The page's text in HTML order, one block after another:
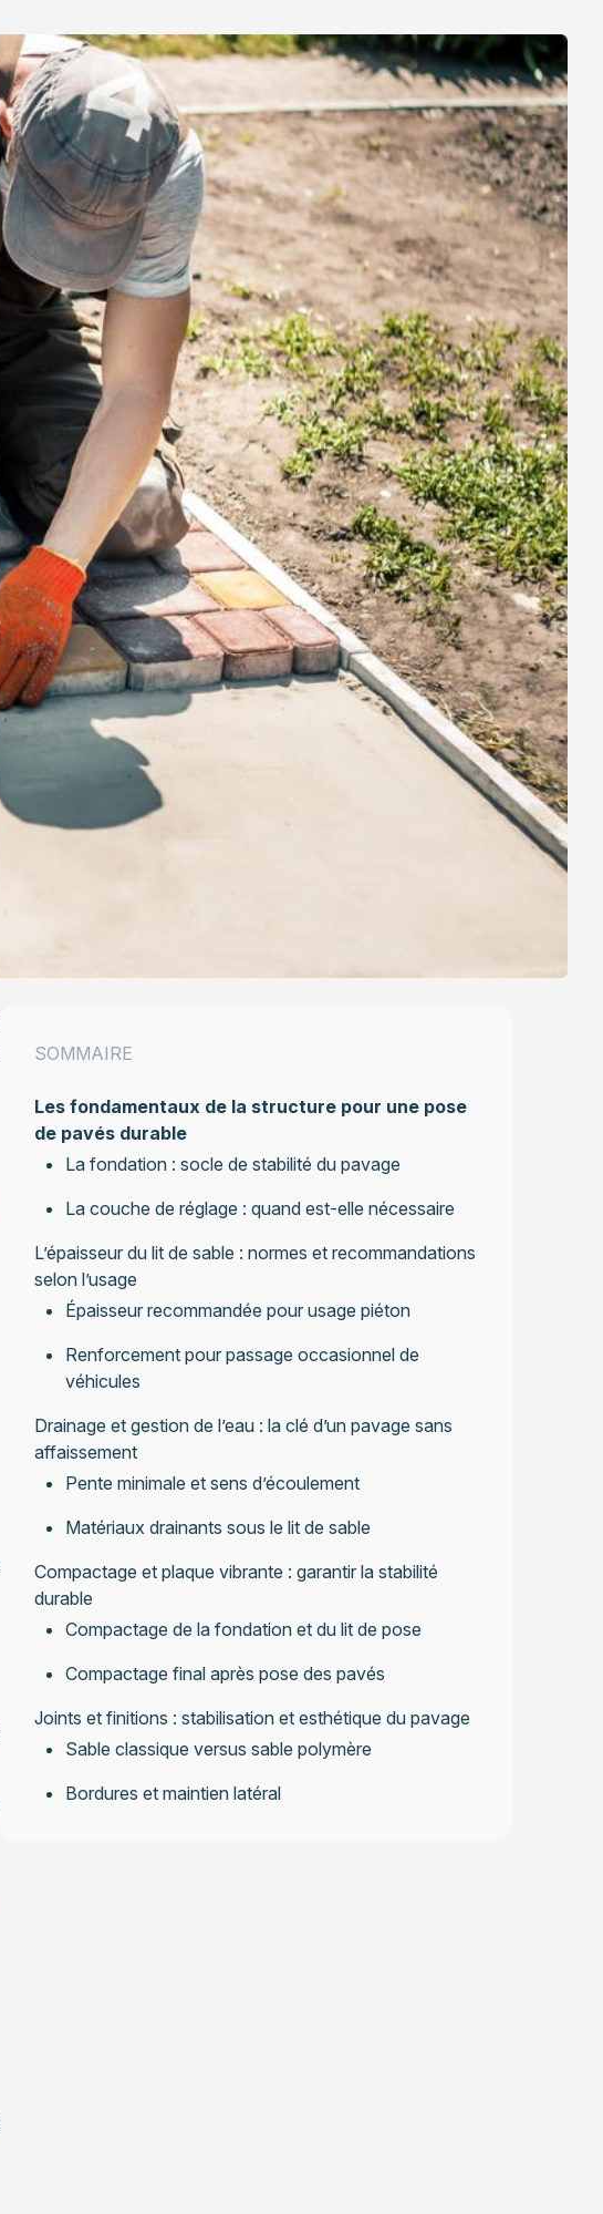
SOMMAIRE
Les fondamentaux de la structure pour une pose
de pavés durable
La fondation : socle de stabilité du pavage
La couche de réglage : quand est-elle nécessaire
L’épaisseur du lit de sable : normes et recommandations
selon l’usage
Épaisseur recommandée pour usage piéton
Renforcement pour passage occasionnel de
véhicules
Drainage et gestion de l’eau : la clé d’un pavage sans
affaissement
Pente minimale et sens d’écoulement
Matériaux drainants sous le lit de sable
Compactage et plaque vibrante : garantir la stabilité
durable
Compactage de la fondation et du lit de pose
Compactage final après pose des pavés
Joints et finitions : stabilisation et esthétique du pavage
Sable classique versus sable polymère
Bordures et maintien latéral